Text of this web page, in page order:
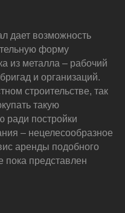
дает возможность
форму
из металла – рабочий
и организаций.
строительстве, так
такую
ради постройки
– нецелесообразное
аренды подобного
пока представлен